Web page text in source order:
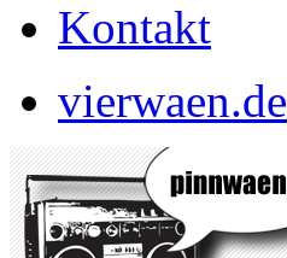
Kontakt
vierwaen.de